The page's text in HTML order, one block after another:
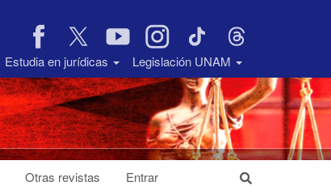
Estudia en jurídicas Legislación UNAM
Otras revistas Entrar